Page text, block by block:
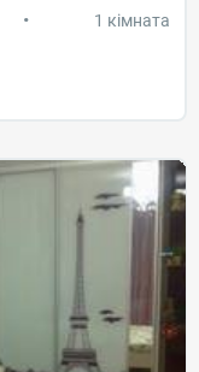
• 1 кімната